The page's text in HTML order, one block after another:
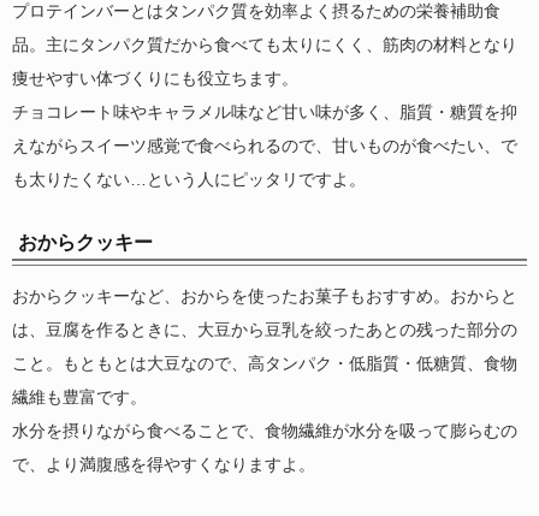
プロテインバーとはタンパク質を効率よく摂るための栄養補助食
品。主にタンパク質だから食べても太りにくく、筋肉の材料となり
痩せやすい体づくりにも役立ちます。
チョコレート味やキャラメル味など甘い味が多く、脂質・糖質を抑
えながらスイーツ感覚で食べられるので、甘いものが食べたい、で
も太りたくない…という人にピッタリですよ。
おからクッキー
おからクッキーなど、おからを使ったお菓子もおすすめ。おからと
は、豆腐を作るときに、大豆から豆乳を絞ったあとの残った部分の
こと。もともとは大豆なので、高タンパク・低脂質・低糖質、食物
繊維も豊富です。
水分を摂りながら食べることで、食物繊維が水分を吸って膨らむの
で、より満腹感を得やすくなりますよ。